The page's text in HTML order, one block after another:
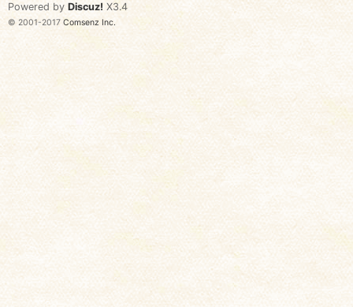
Powered by Discuz! X3.4
© 2001-2017 Comsenz Inc.